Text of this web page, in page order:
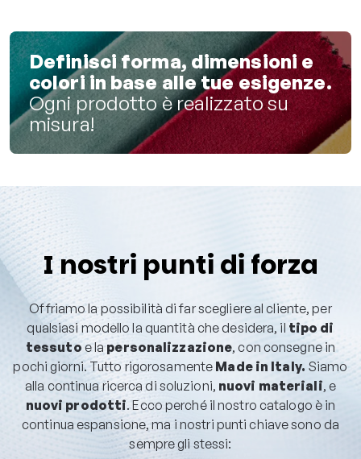
Definisci forma, dimensioni e
colori in base alle tue esigenze.
Ogni prodotto è realizzato su
misura!
I nostri punti di forza
Offriamo la possibilità di far scegliere al cliente, per
qualsiasi modello la quantità che desidera, iltipo di
tessuto e lapersonalizzazione, con consegne in
pochi giorni. Tutto rigorosamente Made in Italy. Siamo
alla continua ricerca di soluzioni, nuovi materiali, e
nuovi prodotti. Ecco perché il nostro catalogo è in
continua espansione, ma i nostri punti chiave sono da
sempre gli stessi: